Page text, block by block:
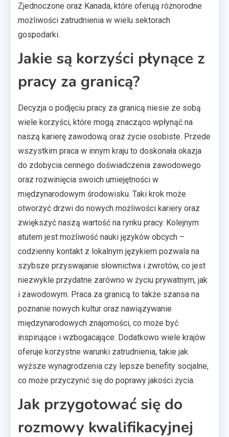
Zjednoczone oraz Kanada, które oferują różnorodne
możliwości zatrudnienia w wielu sektorach
gospodarki.
Jakie są korzyści płynące z
pracy za granicą?
Decyzja o podjęciu pracy za granicą niesie ze sobą
wiele korzyści, które mogą znacząco wpłynąć na
naszą karierę zawodową oraz życie osobiste. Przede
wszystkim praca w innym kraju to doskonała okazja
do zdobycia cennego doświadczenia zawodowego
oraz rozwinięcia swoich umiejętności w
międzynarodowym środowisku. Taki krok może
otworzyć drzwi do nowych możliwości kariery oraz
zwiększyć naszą wartość na rynku pracy. Kolejnym
atutem jest możliwość nauki języków obcych –
codzienny kontakt z lokalnym językiem pozwala na
szybsze przyswajanie słownictwa i zwrotów, co jest
niezwykle przydatne zarówno w życiu prywatnym, jak
i zawodowym. Praca za granicą to także szansa na
poznanie nowych kultur oraz nawiązywanie
międzynarodowych znajomości, co może być
inspirujące i wzbogacające. Dodatkowo wiele krajów
oferuje korzystne warunki zatrudnienia, takie jak
wyższe wynagrodzenia czy lepsze benefity socjalne,
co może przyczynić się do poprawy jakości życia.
Jak przygotować się do
rozmowy kwalifikacyjnej